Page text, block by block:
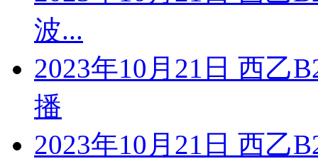
波...
2023年10月21日 西乙
播
2023年10月21日 西乙